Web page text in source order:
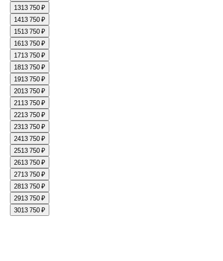
1313 750 ₽
1413 750 ₽
1513 750 ₽
1613 750 ₽
1713 750 ₽
1813 750 ₽
1913 750 ₽
2013 750 ₽
2113 750 ₽
2213 750 ₽
2313 750 ₽
2413 750 ₽
2513 750 ₽
2613 750 ₽
2713 750 ₽
2813 750 ₽
2913 750 ₽
3013 750 ₽